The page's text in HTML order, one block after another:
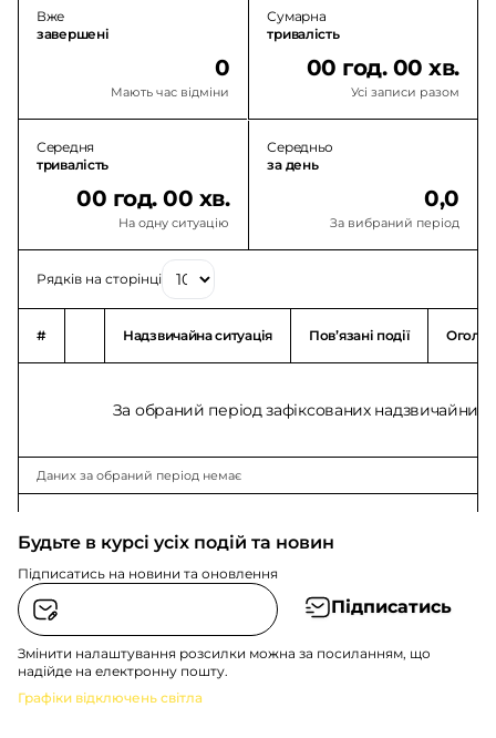
Вже
завершені
0
Мають час відміни
Сумарна
тривалість
00 год. 00 хв.
Усі записи разом
Середня
тривалість
00 год. 00 хв.
На одну ситуацію
Середньо
за день
0,0
За вибраний період
Рядків на сторінці
# Надзвичайна ситуація Повʼязані події
За обраний період зафіксованих надзвичайних
Даних за обраний період немає
Будьте в курсі усіх подій та новин
Підписатись на новини та оновлення
Підписатись
Змінити налаштування розсилки можна за посиланням, що
надійде на електронну пошту.
Графіки відключень світла